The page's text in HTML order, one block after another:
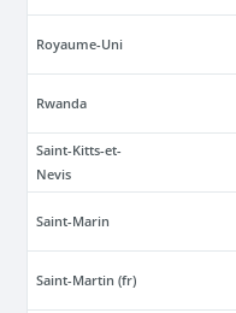
Royaume-Uni
Rwanda
Saint-Kitts-et-
Nevis
Saint-Marin
Saint-Martin (fr)